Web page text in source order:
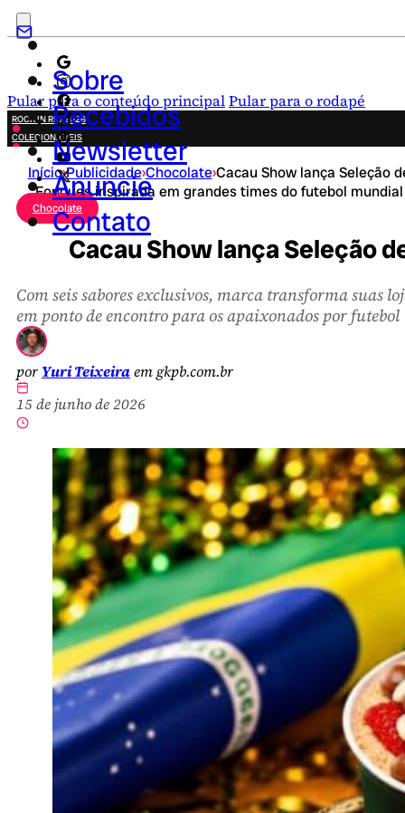
Pular para o conteúdo principalPular para o rodapé
Sobre
Recebidos
Newsletter
Anuncie
Contato
ROCK IN RIO 2026
COLECIONÁVEIS
FESTA JUNINA
NOVIDADES
CAMPANHAS CRIATIVAS
Início›Publicidade›Chocolate›Cacau Show lança Seleção
Fondues inspirada em grandes times do futebol mundial
Chocolate
Cacau Show lança Seleção
Com seis sabores exclusivos, marca transforma suas
em ponto de encontro para os apaixonados por futebol
por Yuri Teixeiraem gkpb.com.br
15 de junho de 2026